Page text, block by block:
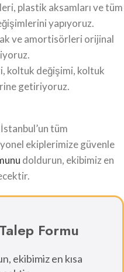
plastik aksamları ve tüm
yapıyoruz.
ve amortisörleri orijinal
koltuk değişimi, koltuk
getiriyoruz.
tüm
ekiplerimize güvenle
doldurun, ekibimiz en
Formu
ekibimiz en kısa